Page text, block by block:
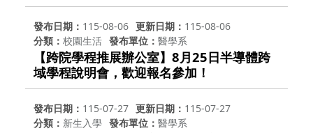
發布日期 115-08-06 更新日期
115-08-06
分類
校園生活 發布單位 醫學系
【跨院學程推展辦公室】8月25日半導體跨
域學程說明會，歡迎報名參加！
發布日期 115-07-27 更新日期
115-07-27
分類
新生入學 發布單位 醫學系